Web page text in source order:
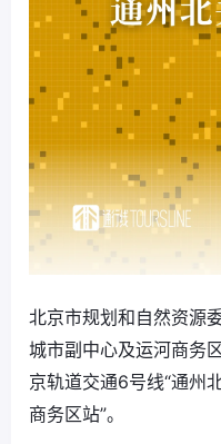
北京市规划和自然资源
城市副中心及运河商务
京轨道交通6号线“通州
商务区站”。